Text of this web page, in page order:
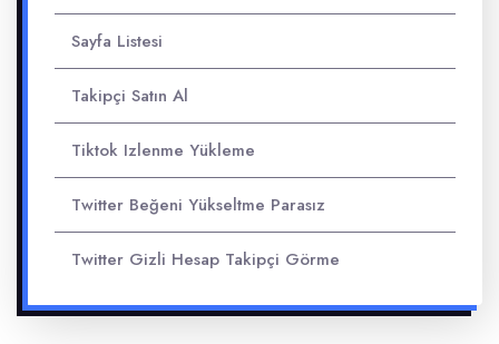
Sayfa Listesi
Takipçi Satın Al
Tiktok Izlenme Yükleme
Twitter Beğeni Yükseltme Parasız
Twitter Gizli Hesap Takipçi Görme